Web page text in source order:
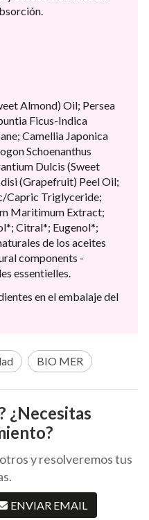
Almond) Oil; Persea
Ficus-Indica
Camellia Japonica
Schoenanthus
Dulcis (Sweet
(Grapefruit) Peel Oil;
Capric Triglyceride;
Maritimum Extract;
Citral*; Eugenol*;
de los aceites
components -
essentielles.
en el embalaje del
BIO MER
¿Necesitas
y resolveremos tus
ENVIAR EMAIL